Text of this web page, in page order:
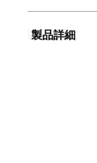
製品詳細